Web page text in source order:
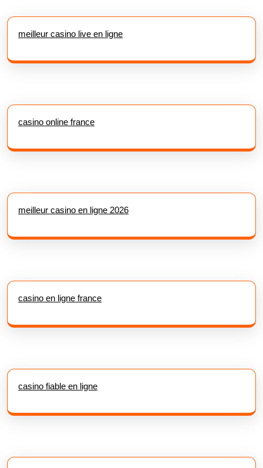
meilleur casino live en ligne
casino online france
meilleur casino en ligne 2026
casino en ligne france
casino fiable en ligne